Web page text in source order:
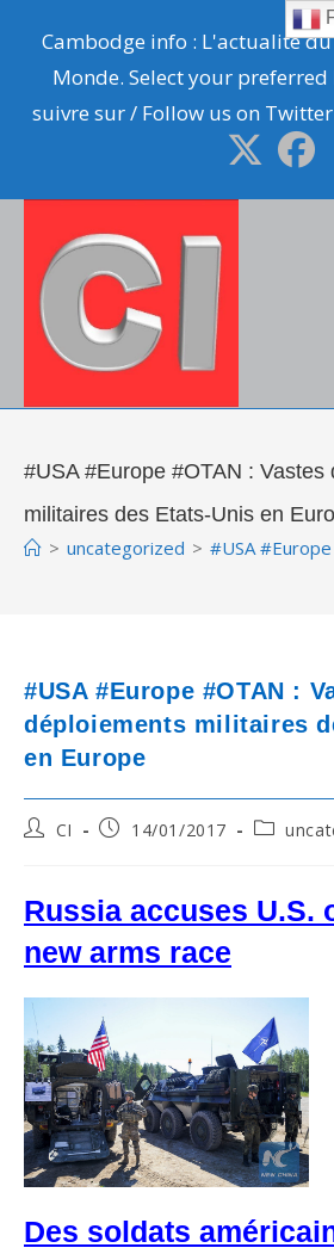
content
Cambodge info : L'actualité
Monde. Select your
suivre sur / Follow us on
#USA #Europe #OTAN : Vastes
militaires des Etats-Unis en
> uncategorized > #USA
#USA #Europe #OTAN :
déploiements militaires
en Europe
PostCI
Post14/01/2017
Post
Russia accuses U.S.
new arms race
Des soldats